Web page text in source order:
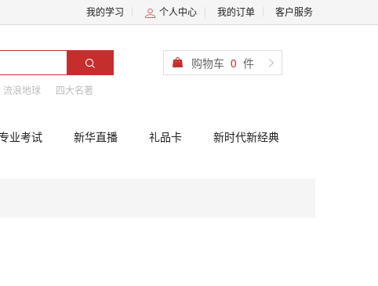
我的学习 个人中心 我的订单 客户服务
流浪地球 四大名著
购物车 0 件
业考试 新华直播 礼品卡 新时代新经典